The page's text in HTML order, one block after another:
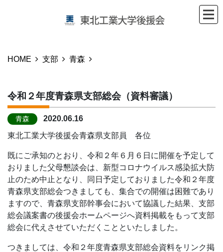
HOME 支部 青森
令和２年度青森県支部総会（資料審議）
青森
2020.06.16
東北工業大学後援会青森県支部員 各位
既にご承知のとおり、令和２年６月６日に開催を予定して
おりました父母懇談会は、新型コロナウイルス感染拡大防
止のため中止となり、同日予定しておりました令和２年度
青森県支部総会つきましても、集合での開催は困難であり
ますので、青森県支部幹事会において協議した結果、支部
総会議案書の後援会ホームページへ資料掲載をもって支部
総会に代えさせていただくことといたしました。
つきましては、令和２年度青森県支部総会資料をリンク掲